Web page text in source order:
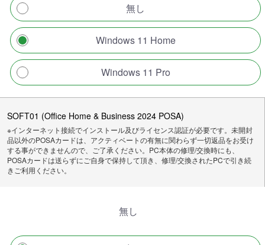
無し
Windows 11 Home
Windows 11 Pro
SOFT01 (Office Home & Business 2024 POSA)
※インターネット接続でインストール及びライセンス認証が必要です。未開封
品以外のPOSAカードは、アクティベートの有無に関わらず一切返品をお受け
する事ができませんので、ご了承ください。PC本体の修理/交換時にも、
POSAカードは送らずにご自身で保持して頂き、修理/交換されたPCで引き続
きご利用ください。
無し